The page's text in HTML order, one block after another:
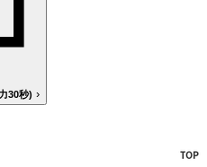
30秒) ›